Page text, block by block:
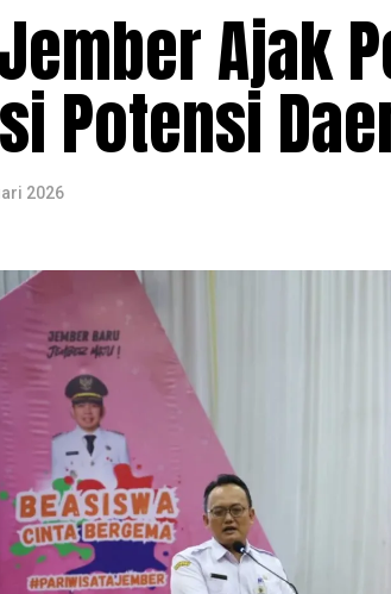
Ajak
Potensi
2026